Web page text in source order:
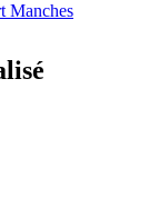
Manches